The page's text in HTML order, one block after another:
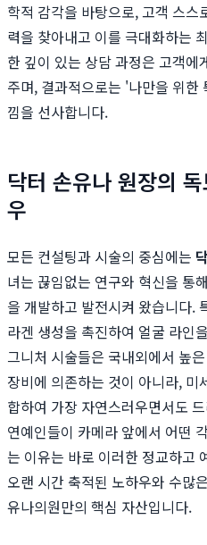
학적 감각을 바탕으로, 고객 스스
력을 찾아내고 이를 극대화하는
한 깊이 있는 상담 과정은 고객
주며, 결과적으로는 '나만을 위한
낌을 선사합니다.
닥터 손유나 원장의
우
모든 컨설팅과 시술의 중심에는
녀는 끊임없는 연구와 혁신을 통
을 개발하고 발전시켜 왔습니다.
라겐 생성을 촉진하여 얼굴 라인
그니처 시술들은 국내외에서 높
장비에 의존하는 것이 아니라, 미
합하여 가장 자연스러우면서도
연예인들이 카메라 앞에서 어떤
는 이유는 바로 이러한 정교하고
오랜 시간 축적된 노하우와 수많
유나의원만의 핵심 자산입니다.